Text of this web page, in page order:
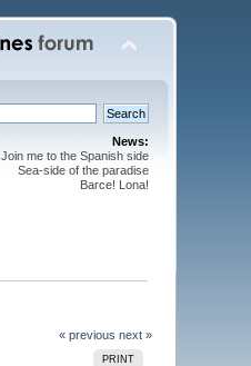
News:
Join me to the Spanish side
Sea-side of the paradise
Barce! Lona!
« previous next »
PRINT